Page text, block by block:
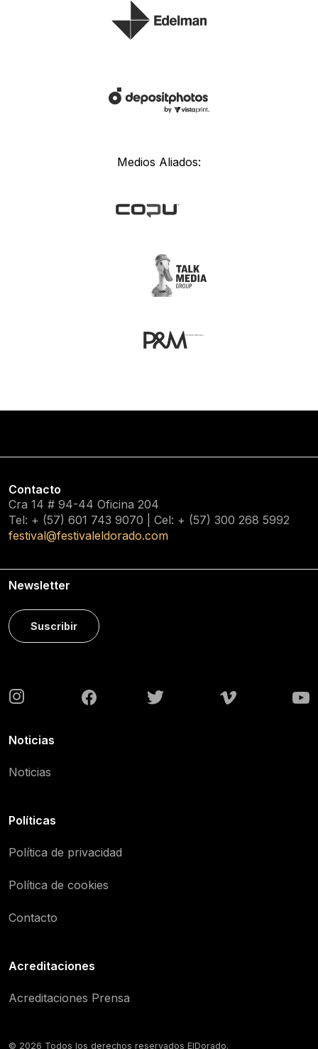
Medios Aliados:
Contacto
Cra 14 # 94-44 Oficina 204
Tel: + (57) 601 743 9070 | Cel: + (57) 300 268 5992
festival@festivaleldorado.com
Newsletter
Suscribir
Noticias
Noticias
Políticas
Política de privacidad
Política de cookies
Contacto
Acreditaciones
Acreditaciones Prensa
© 2026 Todos los derechos reservados ElDorado.